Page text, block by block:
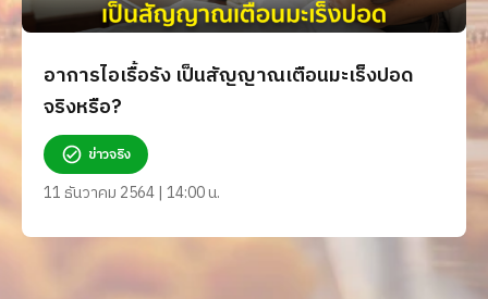
อาการไอเรื้อรัง เป็นสัญญาณเตือนมะเร็งปอด
จริงหรือ?
ข่าวจริง
11 ธันวาคม 2564 | 14:00 น.